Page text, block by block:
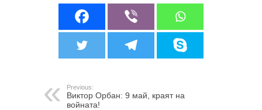
Previous:
Виктор Орбан: 9 май, краят на
войната!